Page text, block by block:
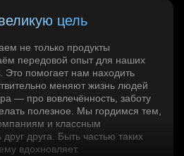
цель
не только продукты
передовой опыт для наших
Это помогает нам находить
меняют жизнь людей
— про вовлечённость, заботу
полезное. Мы гордимся тем,
и классным
друга. Быть частью таких
вдохновляет.